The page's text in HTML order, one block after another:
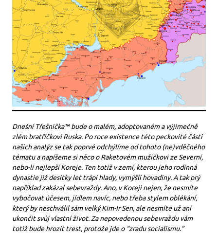
Dnešní Třešnička™ bude o malém, adoptovaném a výjimečně
zlém bratříčkovi Ruska. Po roce existence této peckovité části
našich analýz se tak poprvé odchýlíme od tohoto (ne)vděčného
tématu a napíšeme si něco o Raketovém mužíčkovi ze Severní,
nebo-li nejlepší Koreje. Ten totiž v zemi, kterou jeho rodinná
dynastie již desítky let trápí hlady, vymýšlí hovadiny. A tak prý
například zakázal sebevraždy. Ano, v Koreji nejen, že nesmíte
vybočovat účesem, jídlem navíc, nebo třeba stylem oblékání,
který by neschválil sám velký Kim-Ir Sen, ale nesmíte už ani
ukončit svůj vlastní život. Za nepovedenou sebevraždu vám
totiž bude hrozit trest, protože jde o “zradu socialismu.”